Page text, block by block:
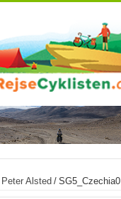
Alsted / SG5_Czechia0